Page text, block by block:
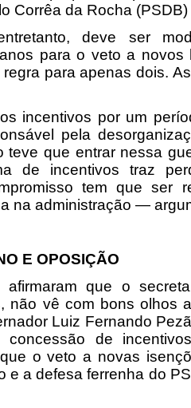
Corrêa da Rocha
deve ser
para o veto a novos
para apenas dois.
incentivos por um
pela
teve que entrar nessa
de incentivos traz
tem que ser
na administração —
E OPOSIÇÃO
afirmaram que o
não vê com bons olhos
Luiz Fernando
de
o veto a novas
e a defesa ferrenha do